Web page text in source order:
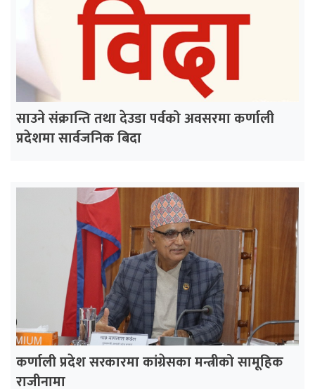
साउने संक्रान्ति तथा देउडा पर्वको अवसरमा कर्णाली
प्रदेशमा सार्वजनिक बिदा
कर्णाली प्रदेश सरकारमा कांग्रेसका मन्त्रीको सामूहिक
राजीनामा